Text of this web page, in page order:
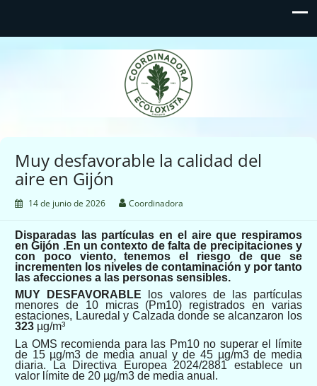
Coordinadora Ecoloxista
d'Asturies
Muy desfavorable la calidad del
aire en Gijón
14 de junio de 2026 Coordinadora
Disparadas las partículas en el aire que respiramos
en Gijón .En un contexto de falta de precipitaciones y
con poco viento, tenemos el riesgo de que se
incrementen los niveles de contaminación y por tanto
las afecciones a las personas sensibles.
MUY DESFAVORABLE los valores de las partículas
menores de 10 micras (Pm10) registrados en varias
estaciones, Lauredal y Calzada donde se alcanzaron los
323 µg/m³
La OMS recomienda para las Pm10 no superar el límite
de 15 µg/m3 de media anual y de 45 µg/m3 de media
diaria. La Directiva Europea 2024/2881 establece un
valor límite de 20 µg/m3 de media anual.